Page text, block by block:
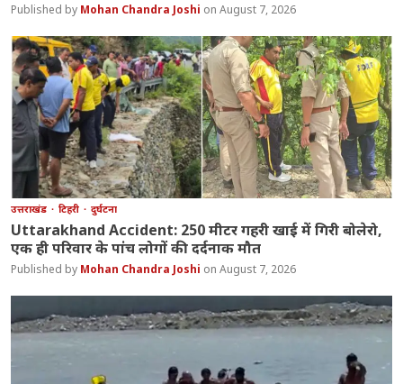
Mohan Chandra Joshi August 7, 2026
उत्तराखंड टिहरी दुर्घटना
Uttarakhand Accident: 250 मीटर गहरी खाई में गिरी बोलेरो,
एक ही परिवार के पांच लोगों की दर्दनाक मौत
Mohan Chandra Joshi August 7, 2026